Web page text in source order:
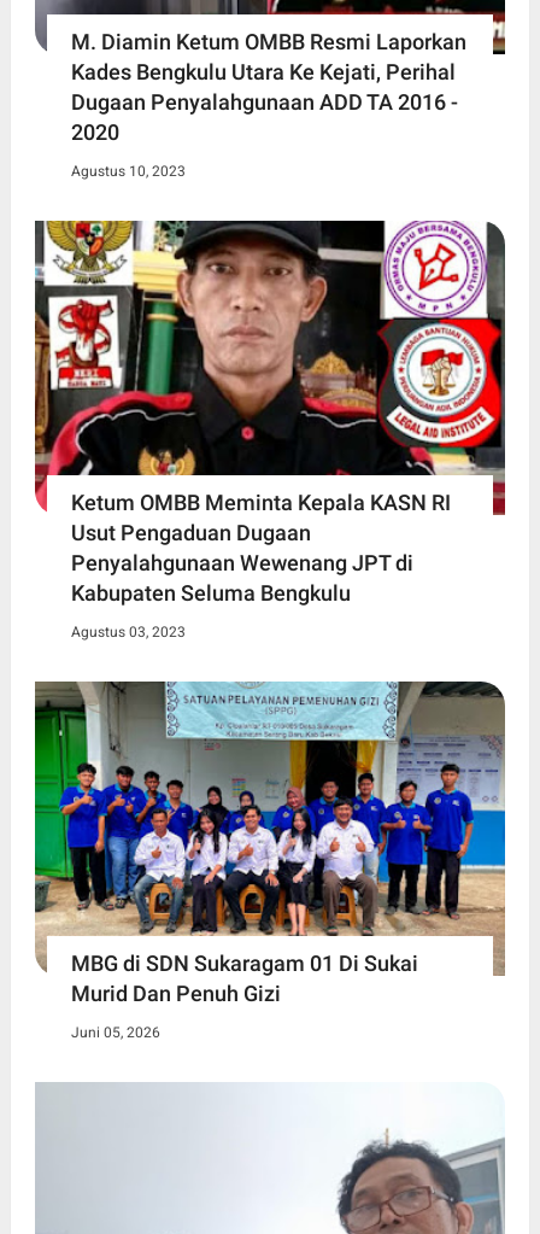
M. Diamin Ketum OMBB Resmi Laporkan
Kades Bengkulu Utara Ke Kejati, Perihal
Dugaan Penyalahgunaan ADD TA 2016 -
2020
Agustus 10, 2023
Ketum OMBB Meminta Kepala KASN RI
Usut Pengaduan Dugaan
Penyalahgunaan Wewenang JPT di
Kabupaten Seluma Bengkulu
Agustus 03, 2023
MBG di SDN Sukaragam 01 Di Sukai
Murid Dan Penuh Gizi
Juni 05, 2026